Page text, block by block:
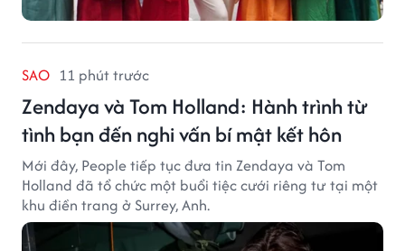
SAO 11 phút trước
Zendaya và Tom Holland: Hành trình từ
tình bạn đến nghi vấn bí mật kết hôn
Mới đây, People tiếp tục đưa tin Zendaya và Tom
Holland đã tổ chức một buổi tiệc cưới riêng tư tại một
khu điền trang ở Surrey, Anh.